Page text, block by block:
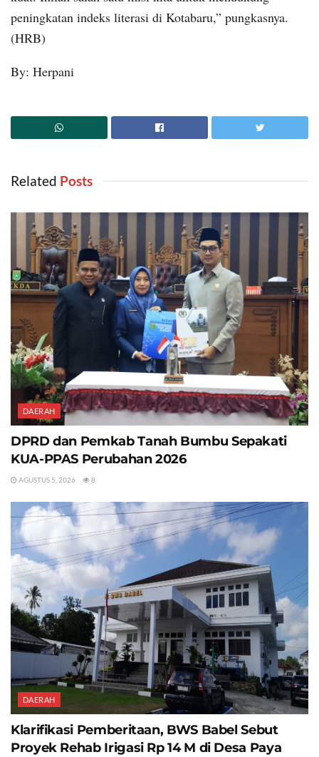
peningkatan indeks literasi di Kotabaru,” pungkasnya.
(HRB)
By: Herpani
Related ‎ Posts
DAERAH
DPRD dan Pemkab Tanah Bumbu Sepakati
KUA-PPAS Perubahan 2026
AGUSTUS 5, 2026 8
DAERAH
Klarifikasi Pemberitaan, BWS Babel Sebut
Proyek Rehab Irigasi Rp 14 M di Desa Paya